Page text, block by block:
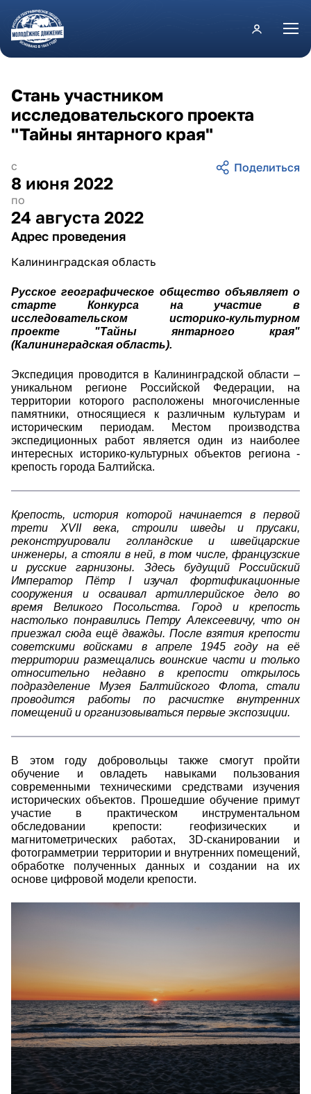
Перейти к основному содержанию
с
8 июня 2022
по
24 августа 2022
Адрес проведения
Калининградская область
Стань участником
исследовательского проекта
"Тайны янтарного края"
Русское географическое общество объявляет о
старте Конкурса на участие в
исследовательском историко-культурном
проекте "Тайны янтарного края"
(Калининградская область).
Экспедиция проводится в Калининградской области –
уникальном регионе Российской Федерации, на
территории которого расположены многочисленные
памятники, относящиеся к различным культурам и
историческим периодам. Местом производства
экспедиционных работ является один из наиболее
интересных историко-культурных объектов региона -
крепость города Балтийска.
Крепость, история которой начинается в первой
трети XVII века, строили шведы и прусаки,
реконструировали голландские и швейцарские
инженеры, а стояли в ней, в том числе, французские
и русские гарнизоны. Здесь будущий Российский
Император Пётр I изучал фортификационные
сооружения и осваивал артиллерийское дело во
время Великого Посольства. Город и крепость
настолько понравились Петру Алексеевичу, что он
приезжал сюда ещё дважды. После взятия крепости
советскими войсками в апреле 1945 году на её
территории размещались воинские части и только
относительно недавно в крепости открылось
подразделение Музея Балтийского Флота, стали
проводится работы по расчистке внутренних
помещений и организовываться первые экспозиции.
В этом году добровольцы также смогут пройти
обучение и овладеть навыками пользования
современными техническими средствами изучения
исторических объектов. Прошедшие обучение примут
участие в практическом инструментальном
обследовании крепости: геофизических и
магнитометрических работах, 3D-сканировании и
фотограмметрии территории и внутренних помещений,
обработке полученных данных и создании на их
основе цифровой модели крепости.